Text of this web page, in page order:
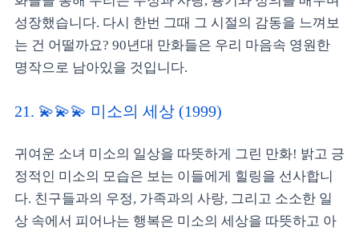
성장했습니다. 다시 한번 그때 그 시절의 감동을 느껴보
는 건 어떨까요? 90년대 만화들은 우리 마음속 영원한
명작으로 남아있을 것입니다.
21. 💫💫💫 미소의 세상 (1999)
귀여운 소녀 미소의 일상을 따뜻하게 그린 만화! 밝고 긍
정적인 미소의 모습은 보는 이들에게 힐링을 선사합니
다. 친구들과의 우정, 가족과의 사랑, 그리고 소소한 일
상 속에서 피어나는 행복은 미소의 세상을 따뜻하고 아